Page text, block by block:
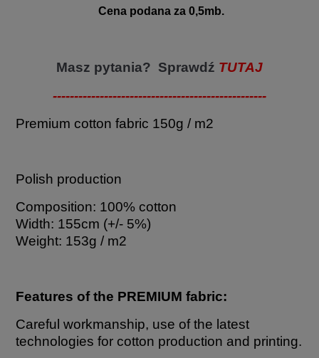
Cena podana za 0,5mb.
Masz pytania? Sprawdź TUTAJ
--------------------------------------------------
Premium cotton fabric 150g / m2
Polish production
Composition: 100% cotton
Width: 155cm (+/- 5%)
Weight: 153g / m2
Features of the PREMIUM fabric:
Careful workmanship, use of the latest
technologies for cotton production and printing.